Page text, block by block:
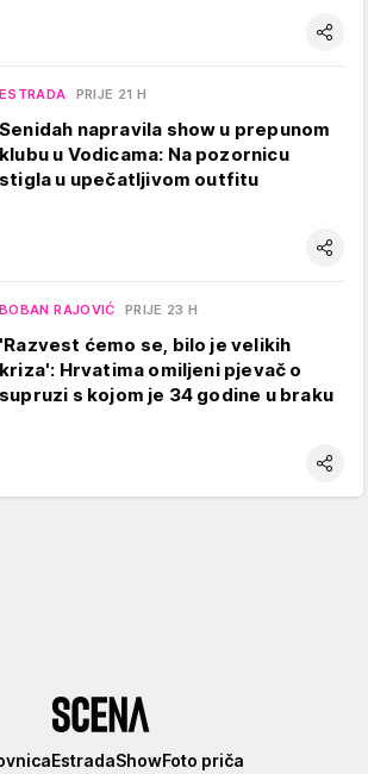
ESTRADA PRIJE 21 H
Senidah napravila show u prepunom
klubu u Vodicama: Na pozornicu
stigla u upečatljivom outfitu
BOBAN RAJOVIĆ PRIJE 23 H
'Razvest ćemo se, bilo je velikih
kriza': Hrvatima omiljeni pjevač o
supruzi s kojom je 34 godine u braku
EstradaShowFoto priča